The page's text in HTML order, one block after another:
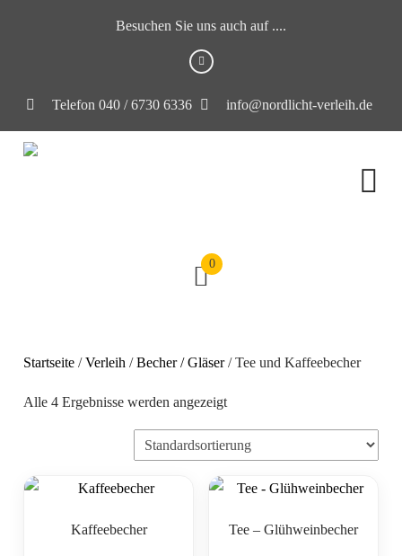
Besuchen Sie uns auch auf ....
Telefon 040 / 6730 6336 info@nordlicht-verleih.de
0
Startseite /Verleih /Becher / Gläser/ Tee und Kaffeebecher
Alle 4 Ergebnisse werden angezeigt
Kaffeebecher Tee – Glühweinbecher